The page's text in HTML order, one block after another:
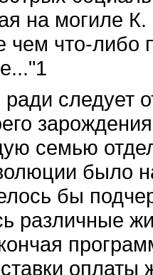
на могиле
чем что-либо
1
следует
семью
было
бы
различные
оплаты